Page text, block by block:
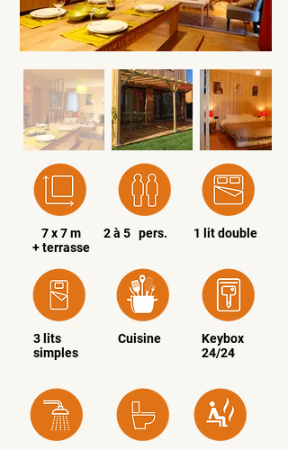
7 x 7 m
+ terrasse
2 à 5 pers. 1 lit double
3 lits
simples
Cuisine
Keybox
24/24